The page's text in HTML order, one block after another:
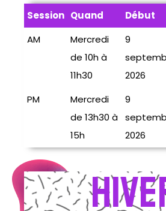
Session Quand Début
AM
Mercredi
de 10h à
11h30
9
2026
PM
Mercredi
de 13h30 à
15h
9
2026